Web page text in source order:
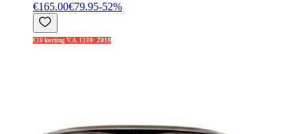
€165.00€79.95-52%
€10 korting V.A. €100: Z010